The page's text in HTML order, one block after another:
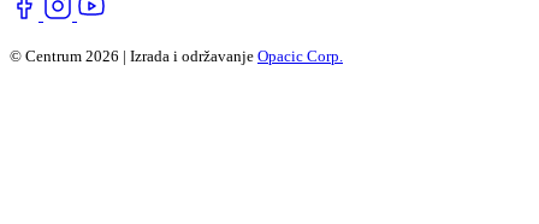
© Centrum 2026 | Izrada i održavanje Opacic Corp.